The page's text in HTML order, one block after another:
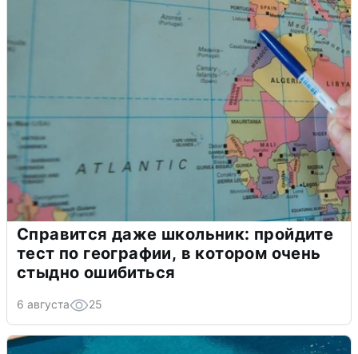
Справится даже школьник: пройдите
тест по географии, в котором очень
стыдно ошибиться
6 августа 25